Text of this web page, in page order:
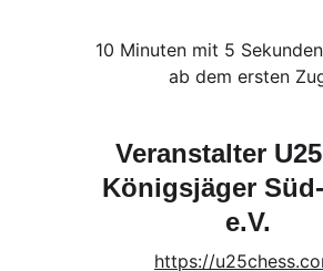
10 Minuten mit 5
ab dem ersten
Veranstalter
Königsjäger
e.V.
https://